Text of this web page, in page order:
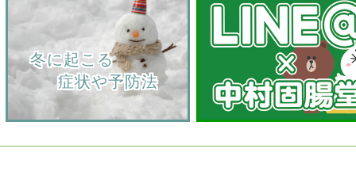
    冬に起こる
         症状や予防法